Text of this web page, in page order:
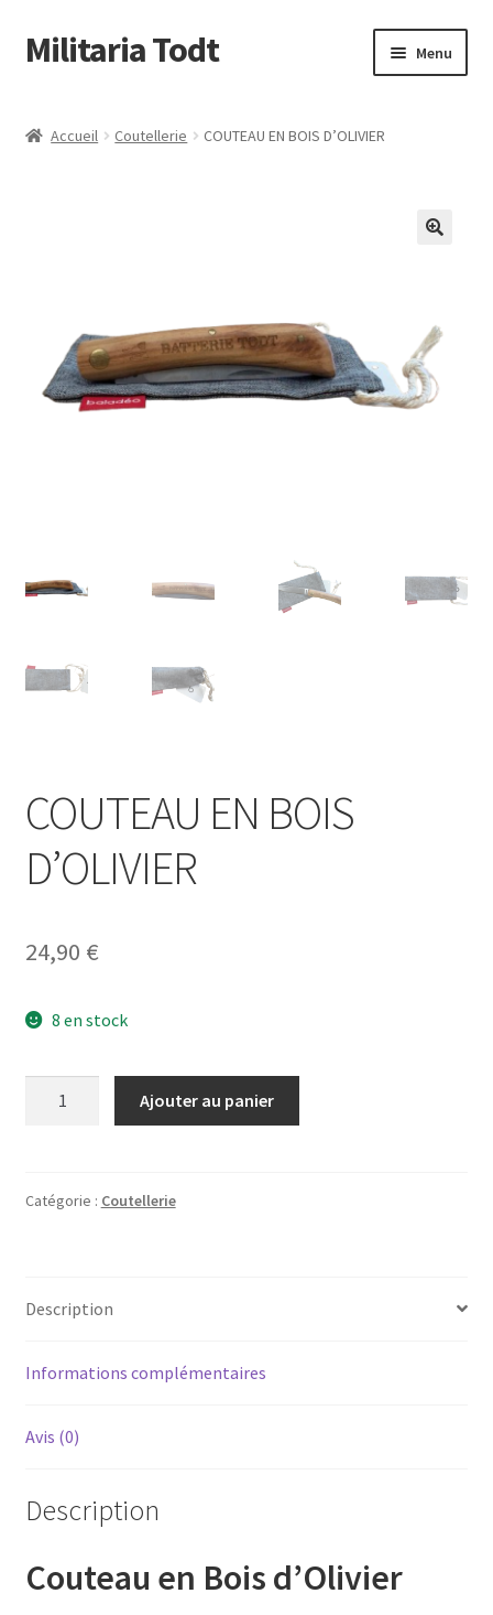
Aller
à
navigation
Aller
au
Militaria Todt Menu
Accueil Coutellerie COUTEAU EN BOIS D’OLIVIER
COUTEAU EN BOIS
D’OLIVIER
24,90 €
8 en stock
BOIS
Ajouter au panier
Catégorie : Coutellerie
Description
Informations complémentaires
Avis (0)
Description
Couteau en Bois d’Olivier